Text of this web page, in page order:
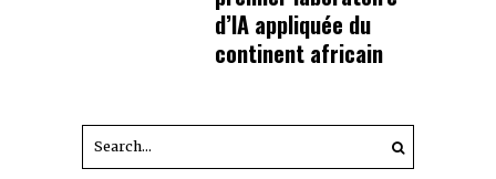
d’IA appliquée du
continent africain